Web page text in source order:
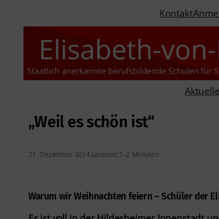
Kontakt
„Weil es schön ist“
21. Dezember 2014.Lesezeit: 1–2 Minuten
Warum wir Weihnachten feiern – Schüler der